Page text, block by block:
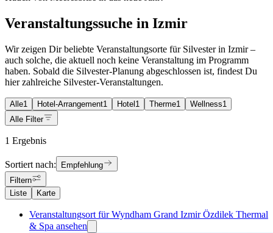
Veranstaltungssuche in Izmir
Wir zeigen Dir beliebte Veranstaltungsorte für Silvester in Izmir –
auch solche, die aktuell noch keine Veranstaltung im Programm
haben. Sobald die Silvester-Planung abgeschlossen ist, findest Du
hier zahlreiche Silvester-Veranstaltungen.
Alle1 Hotel-Arrangement1 Hotel 1 Therme1 Wellness1
Alle Filter
1 Ergebnis
Sortiert nach:
Empfehlung
Filtern
Liste
Karte
Veranstaltungsort für Wyndham Grand Izmir Özdilek Thermal
& Spa ansehen